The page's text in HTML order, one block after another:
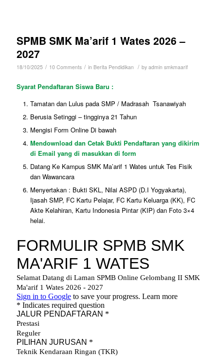
SPMB SMK Ma’arif 1 Wates 2026 –
2027
18/10/2025 / 10 Comments / in Berita Pendidikan / by admin smkmaarif
Syarat Pendaftaran Siswa Baru :
Tamatan dan Lulus pada SMP / Madrasah Tsanawiyah
Berusia Setinggi – tingginya 21 Tahun
Mengisi Form Online Di bawah
Mendownload dan Cetak Bukti Pendaftaran yang dikirim
di Email yang di masukkan di form
Datang Ke Kampus SMK Ma’arif 1 Wates untuk Tes Fisik
dan Wawancara
Menyertakan : Bukti SKL, Nilai ASPD (D.I Yogyakarta),
Ijasah SMP, FC Kartu Pelajar, FC Kartu Keluarga (KK), FC
Akte Kelahiran, Kartu Indonesia Pintar (KIP) dan Foto 3×4
helai.